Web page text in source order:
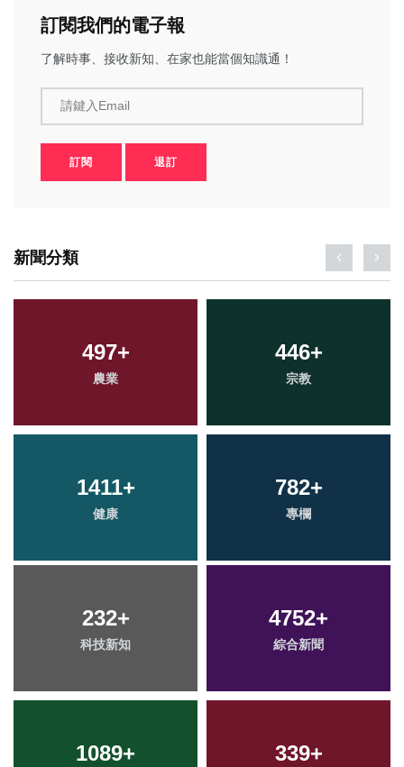
訂閱我們的電子報
了解時事、接收新知、在家也能當個知識通！
請鍵入Email
訂閱 退訂
新聞分類
497+
農業
446+
宗教
1411+
健康
782+
專欄
232+
科技新知
4752+
綜合新聞
1089+ 339+